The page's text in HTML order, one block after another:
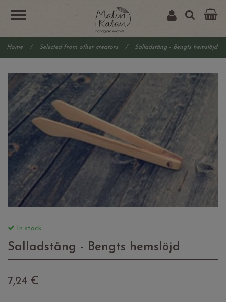
Home / Selected from other creators / Salladstång - Bengts hemslöjd
In stock.
Salladstång - Bengts hemslöjd
7,24 €